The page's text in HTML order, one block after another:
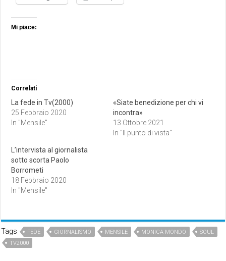
Mi piace:
Correlati
La fede in Tv(2000)
25 Febbraio 2020
In "Mensile"
«Siate benedizione per chi vi
incontra»
13 Ottobre 2021
In "Il punto di vista"
L’intervista al giornalista
sotto scorta Paolo
Borrometi
18 Febbraio 2020
In "Mensile"
Tags FEDE GIORNALISMO MENSILE MONICA MONDO
SOUL
TV2000